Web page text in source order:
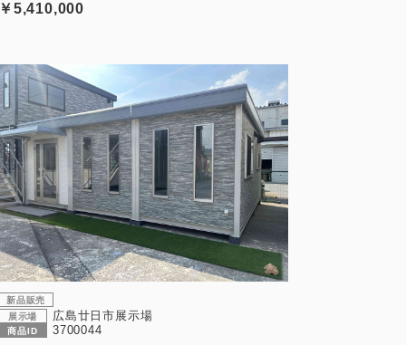
5,410,000
新品販売
展示場
広島廿日市展示場
商品ID 3700044